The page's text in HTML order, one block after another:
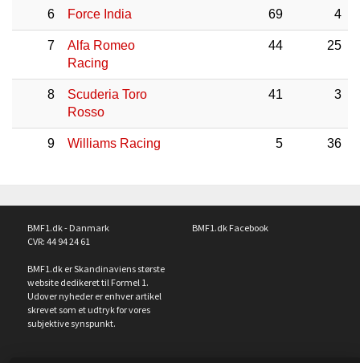
6 Force India 69 4
7
Alfa Romeo
Racing
44 25
8
Scuderia Toro
Rosso
41 3
9 Williams Racing 5 36
BMF1.dk - Danmark
CVR: 44 94 24 61
BMF1.dk er Skandinaviens største
website dedikeret til Formel 1.
Udover nyheder er enhver artikel
skrevet som et udtryk for vores
subjektive synspunkt.
BMF1.dk Facebook